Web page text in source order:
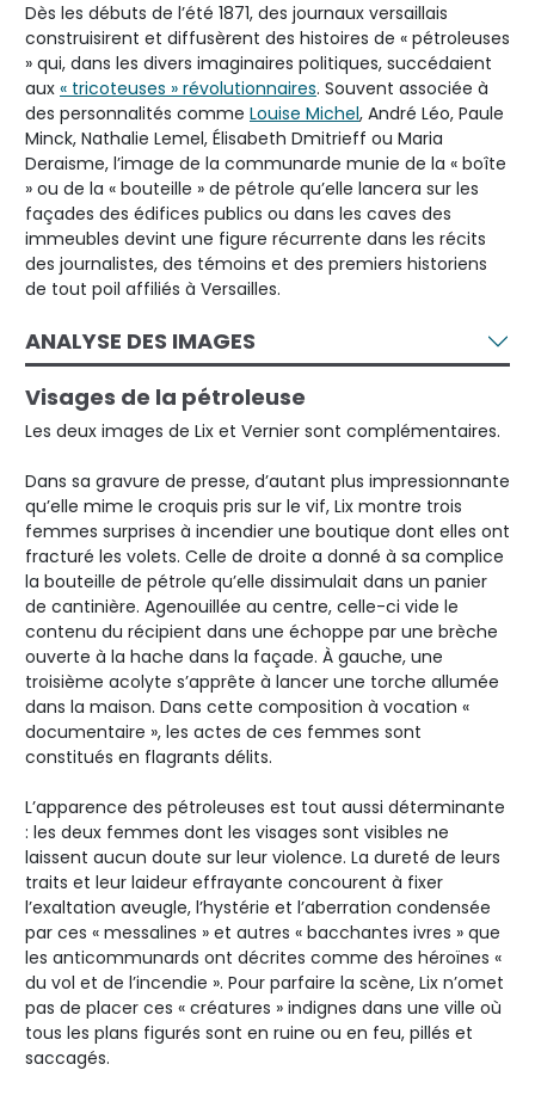
Dès les débuts de l’été 1871, des journaux versaillais
construisirent et diffusèrent des histoires de « pétroleuses
» qui, dans les divers imaginaires politiques, succédaient
aux « tricoteuses » révolutionnaires. Souvent associée à
des personnalités comme Louise Michel, André Léo, Paule
Minck, Nathalie Lemel, Élisabeth Dmitrieff ou Maria
Deraisme, l’image de la communarde munie de la « boîte
» ou de la « bouteille » de pétrole qu’elle lancera sur les
façades des édifices publics ou dans les caves des
immeubles devint une figure récurrente dans les récits
des journalistes, des témoins et des premiers historiens
de tout poil affiliés à Versailles.
ANALYSE DES IMAGES
Visages de la pétroleuse
Les deux images de Lix et Vernier sont complémentaires.
Dans sa gravure de presse, d’autant plus impressionnante
qu’elle mime le croquis pris sur le vif, Lix montre trois
femmes surprises à incendier une boutique dont elles ont
fracturé les volets. Celle de droite a donné à sa complice
la bouteille de pétrole qu’elle dissimulait dans un panier
de cantinière. Agenouillée au centre, celle-ci vide le
contenu du récipient dans une échoppe par une brèche
ouverte à la hache dans la façade. À gauche, une
troisième acolyte s’apprête à lancer une torche allumée
dans la maison. Dans cette composition à vocation «
documentaire », les actes de ces femmes sont
constitués en flagrants délits.
L’apparence des pétroleuses est tout aussi déterminante
: les deux femmes dont les visages sont visibles ne
laissent aucun doute sur leur violence. La dureté de leurs
traits et leur laideur effrayante concourent à fixer
l’exaltation aveugle, l’hystérie et l’aberration condensée
par ces « messalines » et autres « bacchantes ivres » que
les anticommunards ont décrites comme des héroïnes «
du vol et de l’incendie ». Pour parfaire la scène, Lix n’omet
pas de placer ces « créatures » indignes dans une ville où
tous les plans figurés sont en ruine ou en feu, pillés et
saccagés.